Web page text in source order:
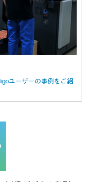
ユーザーの事例をご紹